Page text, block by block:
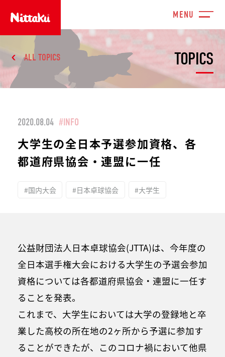
TOPICS
ALL TOPICS
2020.08.04 #INFO
大学生の全日本予選参加資格、各
都道府県協会・連盟に一任
#国内大会 #日本卓球協会 #大学生
公益財団法人日本卓球協会(JTTA)は、今年度の
全日本選手権大会における大学生の予選会参加
資格については各都道府県協会・連盟に一任す
ることを発表。
これまで、大学生においては大学の登録地と卒
業した高校の所在地の2ヶ所から予選に参加す
ることができたが、このコロナ禍において他県